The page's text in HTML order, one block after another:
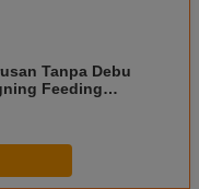
Tanpa Debu
Feeding